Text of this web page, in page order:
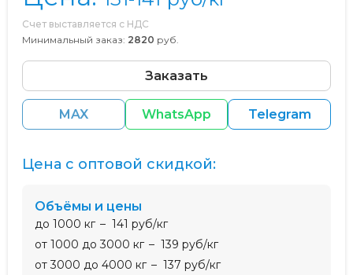
Счет выставляется с НДС
Минимальный заказ: 2820 руб.
Заказать
MAX WhatsApp Telegram
Цена с оптовой скидкой:
Объёмы и цены
до 1000 кг
141 руб/кг
от 1000 до 3000 кг
139 руб/кг
от 3000 до 4000 кг
137 руб/кг